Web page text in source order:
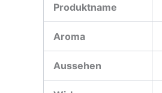
Produktname
Aroma
Aussehen